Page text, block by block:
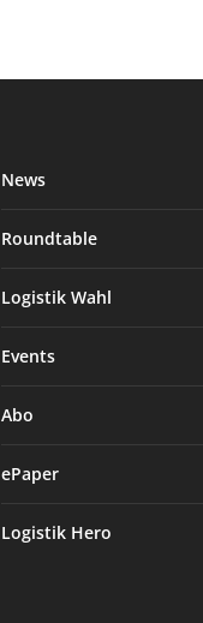
News
Roundtable
Logistik Wahl
Events
Abo
ePaper
Logistik Hero